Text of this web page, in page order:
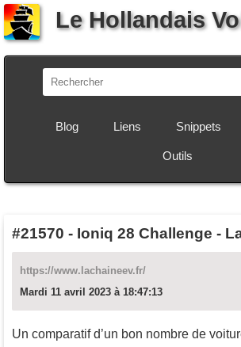
Le Hollandais
Blog Liens Snippets
Outils
#21570 - Ioniq 28 Challenge -
https://www.lachaineev.fr/
Mardi 11 avril 2023 à 18:47:13
Un comparatif d’un bon nombre de